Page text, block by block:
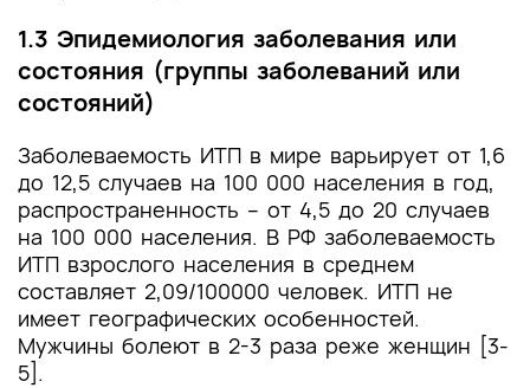
1.3 Эпидемиология заболевания или
состояния (группы заболеваний или
состояний)
Заболеваемость ИТП в мире варьирует от 1,6
до 12,5 случаев на 100 000 населения в год,
распространенность – от 4,5 до 20 случаев
на 100 000 населения. В РФ заболеваемость
ИТП взрослого населения в среднем
составляет 2,09/100000 человек. ИТП не
имеет географических особенностей.
Мужчины болеют в 2-3 раза реже женщин [3-
5].